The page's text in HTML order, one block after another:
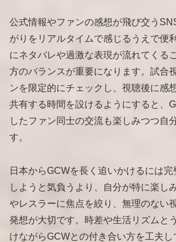
公式情報やファンの感想が飛び交う
がりをリアルタイムで感じるうえで便
にネタバレや過激な表現が流れてくる
方のバランスが重要になります。試合
ンを限定的にチェックし、視聴後に感
共有する時間を設けるようにすると、
したファン同士の交流も楽しみつつ自
す。
日本からGCWを長く追いかけるには
しようと気負うより、自分が特に楽し
やレスラーに焦点を絞り、無理のない
発想が大切です。時差や生活リズムと
けながらGCWとの付き合い方を工夫